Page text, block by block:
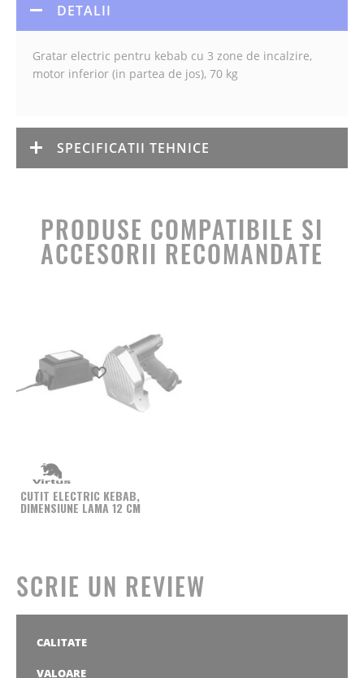
DETALII
Gratar electric pentru kebab cu 3 zone de incalzire,
motor inferior (in partea de jos), 70 kg
SPECIFICATII TEHNICE
PRODUSE COMPATIBILE SI
ACCESORII RECOMANDATE
Produs favorit
CUTIT ELECTRIC KEBAB,
DIMENSIUNE LAMA 12 CM
SCRIE UN REVIEW
CALITATE
stea
stele
stele
stele
stele
VALOARE